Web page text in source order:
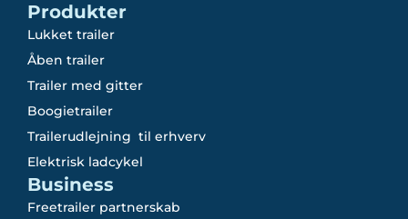
Produkter
Lukket trailer
Åben trailer
Trailer med gitter
Boogietrailer
Trailerudlejning til erhverv
Elektrisk ladcykel
Business
Freetrailer partnerskab